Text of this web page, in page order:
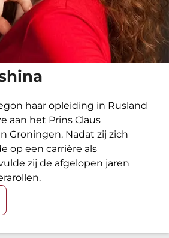
haar opleiding in Rusland
aan het Prins Claus
Groningen. Nadat zij zich
op een carrière als
zij de afgelopen jaren